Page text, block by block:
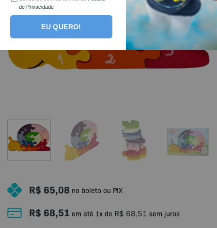
R$ 65,08 no boleto ou PIX
R$ 68,51 em até 1x de R$ 68,51 sem juros
de Privacidade
EU QUERO!